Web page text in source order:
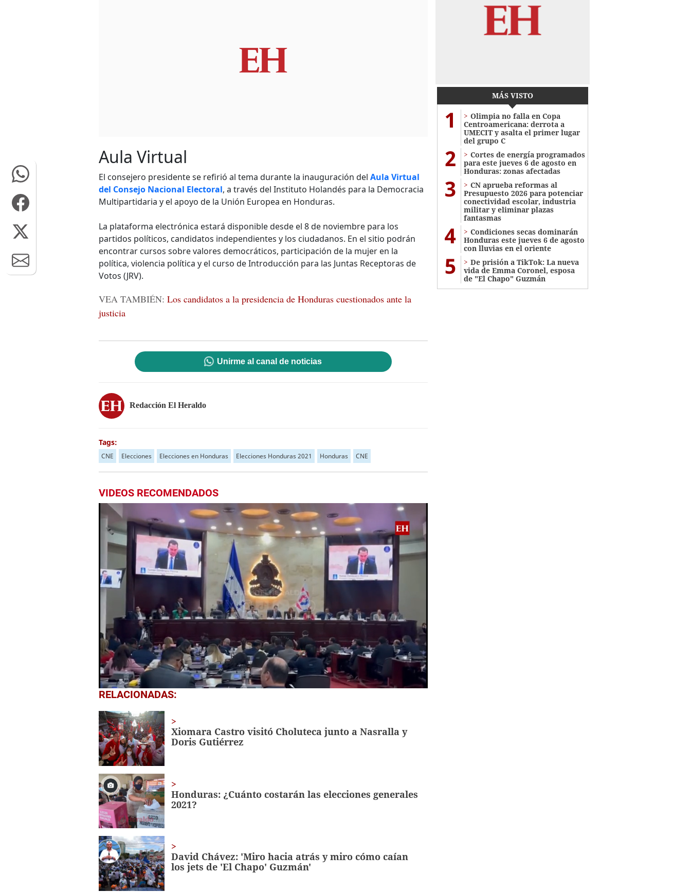
Aula Virtual
El consejero presidente se refirió al tema durante la inauguración del Aula Virtual
del Consejo Nacional Electoral, a través del Instituto Holandés para la Democracia
Multipartidaria y el apoyo de la Unión Europea en Honduras.
La plataforma electrónica estará disponible desde el 8 de noviembre para los
partidos políticos, candidatos independientes y los ciudadanos. En el sitio podrán
encontrar cursos sobre valores democráticos, participación de la mujer en la
política, violencia política y el curso de Introducción para las Juntas Receptoras de
Votos (JRV).
VEA TAMBIÉN: Los candidatos a la presidencia de Honduras cuestionados ante la
justicia
Unirme al canal de noticias
Redacción El Heraldo
Tags:
CNE Elecciones Elecciones en Honduras Elecciones Honduras 2021 Honduras CNE
VIDEOS RECOMENDADOS
0
seconds
1
minute,
6
secondsVolume
0%
RELACIONADAS:
Xiomara Castro visitó Choluteca junto a Nasralla y
Doris Gutiérrez
Honduras: ¿Cuánto costarán las elecciones generales
2021?
David Chávez: 'Miro hacia atrás y miro cómo caían
los jets de 'El Chapo' Guzmán'
MÁS VISTO
1
Olimpia no falla en Copa
Centroamericana: derrota a
UMECIT y asalta el primer lugar
del grupo C
2
Cortes de energía programados
para este jueves 6 de agosto en
Honduras: zonas afectadas
3
CN aprueba reformas al
Presupuesto 2026 para potenciar
conectividad escolar, industria
militar y eliminar plazas
fantasmas
4
Condiciones secas dominarán
Honduras este jueves 6 de agosto
con lluvias en el oriente
5
De prisión a TikTok: La nueva
vida de Emma Coronel, esposa
de "El Chapo" Guzmán